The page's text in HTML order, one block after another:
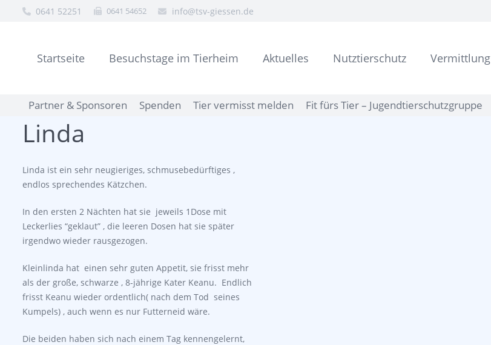
0641 52251 0641 54652 info@tsv-giessen.de
Startseite Besuchstage im Tierheim Aktuelles Nutztierschutz Vermittlung
Partner & Sponsoren Spenden Tier vermisst melden Fit fürs Tier – Jugendtierschutzgruppe
Linda
Linda ist ein sehr neugieriges, schmusebedürftiges ,
endlos sprechendes Kätzchen.
In den ersten 2 Nächten hat sie jeweils 1Dose mit
Leckerlies “geklaut” , die leeren Dosen hat sie später
irgendwo wieder rausgezogen.
Kleinlinda hat einen sehr guten Appetit, sie frisst mehr
als der große, schwarze , 8-jährige Kater Keanu. Endlich
frisst Keanu wieder ordentlich( nach dem Tod seines
Kumpels) , auch wenn es nur Futterneid wäre.
Die beiden haben sich nach einem Tag kennengelernt,